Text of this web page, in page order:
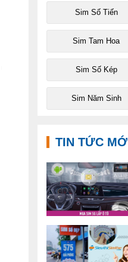
Sim Số Tiến
Sim Tam Hoa
Sim Số Kép
Sim Năm Sinh
TIN TỨC